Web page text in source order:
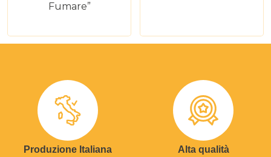
Fumare”
Produzione Italiana Alta qualità